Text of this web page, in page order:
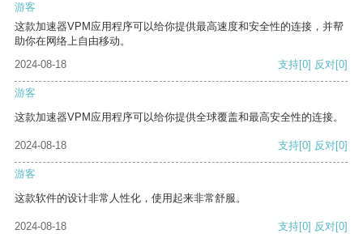
游客
这款加速器VPM应用程序可以给你提供最高速度和安全性的连接，并帮
助你在网络上自由移动。
2024-08-18
支持[0] 反对[0]
游客
这款加速器VPM应用程序可以给你提供全球覆盖和最高安全性的连接。
2024-08-18 支持[0] 反对[0]
游客
这款软件的设计非常人性化，使用起来非常舒服。
2024-08-18 支持[0] 反对[0]